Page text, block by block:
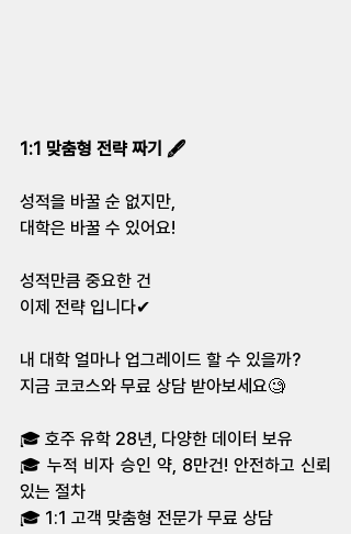
1:1 맞춤형 전략 짜기 🖋️
성적을 바꿀 순 없지만,
대학은 바꿀 수 있어요!
성적만큼 중요한 건
이제 전략 입니다✔
내 대학 얼마나 업그레이드 할 수 있을까?
지금 코코스와 무료 상담 받아보세요🧐
🎓 호주 유학 28년, 다양한 데이터 보유
🎓 누적 비자 승인 약, 8만건! 안전하고 신뢰
있는 절차
🎓 1:1 고객 맞춤형 전문가 무료 상담